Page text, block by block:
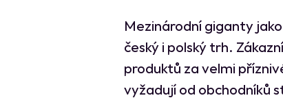
Mezinárodní giganty jako
český i polský trh.
produktů za velmi
vyžadují od obchodníků